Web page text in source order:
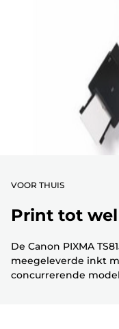
VOOR THUIS
Print tot
De Canon PIXMA
meegeleverde inkt
concurrerende